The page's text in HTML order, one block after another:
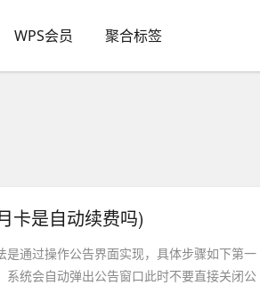
WPS会员 聚合标签
卡是自动续费吗)
通过操作公告界面实现，具体步骤如下第一
统会自动弹出公告窗口此时不要直接关闭公